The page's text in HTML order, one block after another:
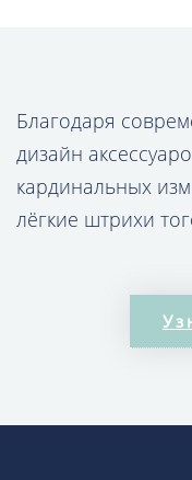
Благодаря
дизайн
кардинальных
лёгкие штрихи
украшений. А к
наручные часы.
бренда Casio для
КУПИТЬ